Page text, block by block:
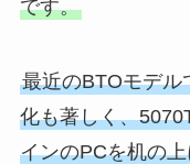
です。
最近のBTOモデル
化も著しく、
インのPCを机の